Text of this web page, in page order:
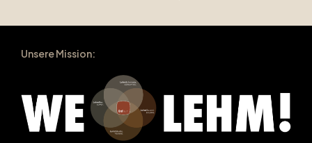
Unsere Mission: